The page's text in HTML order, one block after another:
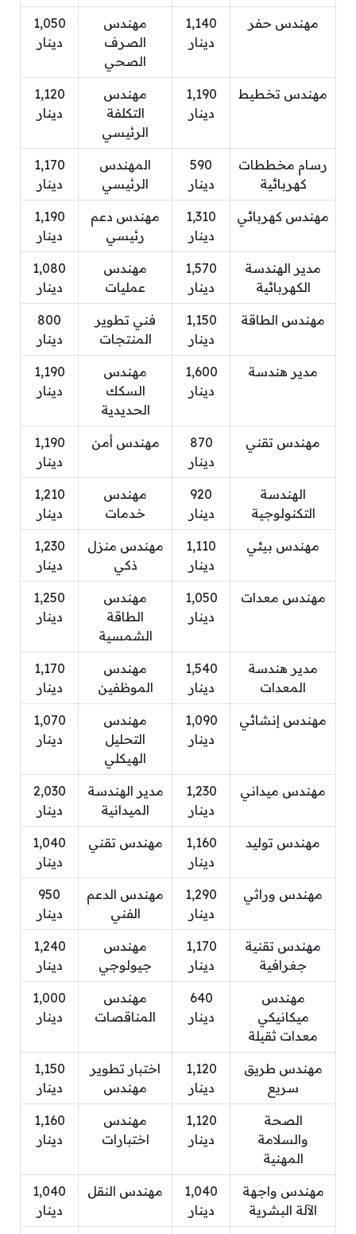
مهندس حفر
1,140
دينار
مهندس
الصرف
الصحي
1,050
دينار
مهندس تخطيط
1,190
دينار
مهندس
التكلفة
الرئيسي
1,120
دينار
رسام مخططات
كهربائية
590
دينار
المهندس
الرئيسي
1,170
دينار
مهندس كهربائي
1,310
دينار
مهندس دعم
رئيسي
1,190
دينار
مدير الهندسة
الكهربائية
1,570
دينار
مهندس
عمليات
1,080
دينار
مهندس الطاقة
1,150
دينار
فني تطوير
المنتجات
800
دينار
مدير هندسة
1,600
دينار
مهندس
السكك
الحديدية
1,190
دينار
مهندس تقني
870
دينار
مهندس أمن
1,190
دينار
الهندسة
التكنولوجية
920
دينار
مهندس
خدمات
1,210
دينار
مهندس بيئي
1,110
دينار
مهندس منزل
ذكي
1,230
دينار
مهندس معدات
1,050
دينار
مهندس
الطاقة
الشمسية
1,250
دينار
مدير هندسة
المعدات
1,540
دينار
مهندس
الموظفين
1,170
دينار
مهندس إنشائي
1,090
دينار
مهندس
التحليل
الهيكلي
1,070
دينار
مهندس ميداني
1,230
دينار
مدير الهندسة
الميدانية
2,030
دينار
مهندس توليد
1,160
دينار
مهندس تقني
1,040
دينار
مهندس وراثي
1,290
دينار
مهندس الدعم
الفني
950
دينار
مهندس تقنية
جغرافية
1,170
دينار
مهندس
جيولوجي
1,240
دينار
مهندس
ميكانيكي
معدات ثقيلة
640
دينار
مهندس
المناقصات
1,000
دينار
مهندس طريق
سريع
1,120
دينار
اختبار تطوير
مهندس
1,150
دينار
الصحة
والسلامة
المهنية
1,120
دينار
مهندس
اختبارات
1,160
دينار
مهندس واجهة
الآلة البشرية
1,040
دينار
مهندس النقل
1,040
دينار